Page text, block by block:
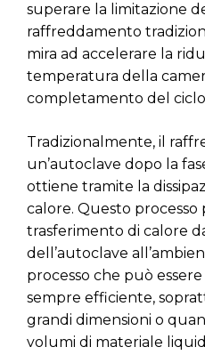
superare la limitazione
raffreddamento
mira ad accelerare la
temperatura della
completamento del
Tradizionalmente, il
un’autoclave dopo la
ottiene tramite la
calore. Questo processo
trasferimento di calore
dell’autoclave
processo che può
sempre efficiente,
grandi dimensioni o
volumi di materiale